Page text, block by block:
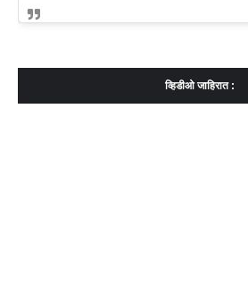
व्हिडीओ जाहिरात :